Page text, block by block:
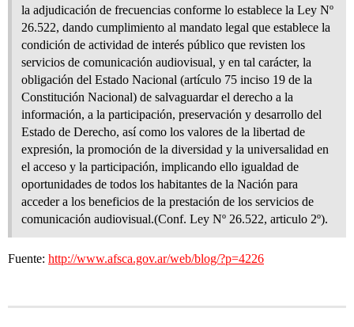
la adjudicación de frecuencias conforme lo establece la Ley Nº
26.522, dando cumplimiento al mandato legal que establece la
condición de actividad de interés público que revisten los
servicios de comunicación audiovisual, y en tal carácter, la
obligación del Estado Nacional (artículo 75 inciso 19 de la
Constitución Nacional) de salvaguardar el derecho a la
información, a la participación, preservación y desarrollo del
Estado de Derecho, así como los valores de la libertad de
expresión, la promoción de la diversidad y la universalidad en
el acceso y la participación, implicando ello igualdad de
oportunidades de todos los habitantes de la Nación para
acceder a los beneficios de la prestación de los servicios de
comunicación audiovisual.(Conf. Ley Nº 26.522, articulo 2º).
Fuente: http://www.afsca.gov.ar/web/blog/?p=4226